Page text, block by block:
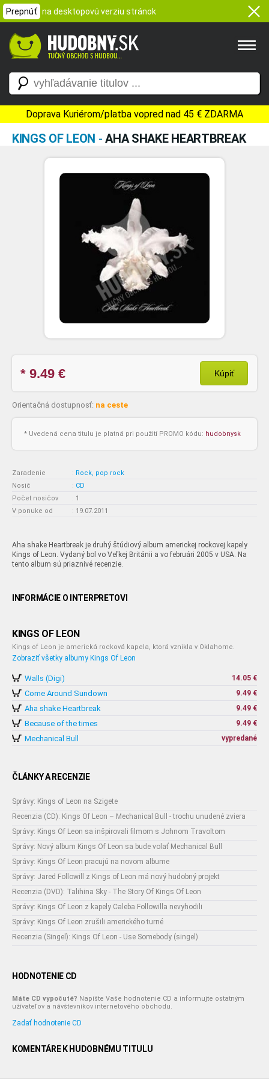
Prepnúť na desktopovú verziu stránok
Doprava Kuriérom/platba vopred nad 45 € ZDARMA
KINGS OF LEON -AHA SHAKE HEARTBREAK
* 9.49 € Kúpiť
Orientačná dostupnosť: na ceste
* Uvedená cena titulu je platná pri použití PROMO kódu: hudobnysk
Zaradenie : Rock, pop rock
Nosič
: CD
Počet nosičov
: 1
V ponuke od
: 19.07.2011
Aha shake Heartbreak je druhý štúdiový album americkej rockovej kapely
Kings of Leon. Vydaný bol vo Veľkej Británii a vo februári 2005 v USA. Na
tento album sú priaznivé recenzie.
INFORMÁCIE O INTERPRETOVI
KINGS OF LEON
Kings of Leon je americká rocková kapela, ktorá vznikla v Oklahome.
Zobraziť všetky albumy Kings Of Leon
Walls (Digi) 14.05 €
Come Around Sundown 9.49 €
Aha shake Heartbreak 9.49 €
Because of the times 9.49 €
Mechanical Bull vypredané
ČLÁNKY A RECENZIE
Správy: Kings of Leon na Szigete
Recenzia (CD): Kings Of Leon – Mechanical Bull - trochu unudené zviera
Správy: Kings Of Leon sa inšpirovali filmom s Johnom Travoltom
Správy: Nový album Kings Of Leon sa bude volať Mechanical Bull
Správy: Kings Of Leon pracujú na novom albume
Správy: Jared Followill z Kings of Leon má nový hudobný projekt
Recenzia (DVD): Talihina Sky - The Story Of Kings Of Leon
Správy: Kings Of Leon z kapely Caleba Followilla nevyhodili
Správy: Kings Of Leon zrušili amerického turné
Recenzia (Singel): Kings Of Leon - Use Somebody (singel)
HODNOTENIE CD
Máte CD vypočuté? Napíšte Vaše hodnotenie CD a informujte ostatným
užívateľov a návštevníkov internetového obchodu.
Zadať hodnotenie CD
KOMENTÁRE K HUDOBNÉMU TITULU